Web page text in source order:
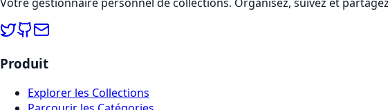
Produit
Explorer les Collections